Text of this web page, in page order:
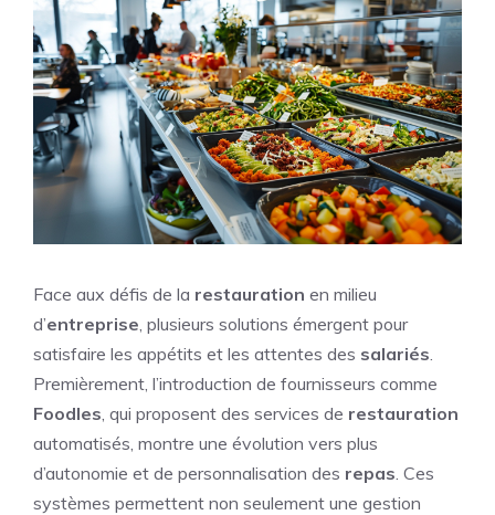
Face aux défis de la restauration en milieu
d’entreprise , plusieurs solutions émergent pour
satisfaire les appétits et les attentes des salariés
Premièrement, l’introduction de fournisseurs comme
Foodles , qui proposent des services de restauration
automatisés, montre une évolution vers plus
d’autonomie et de personnalisation des repas . Ces
systèmes permettent non seulement une gestion